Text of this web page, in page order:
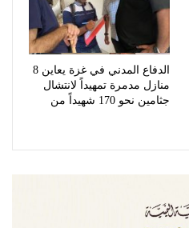
الدفاع المدني في غزة يعاين 8
منازل مدمرة تمهيداً لانتشال
جثامين نحو 170 شهيداً من